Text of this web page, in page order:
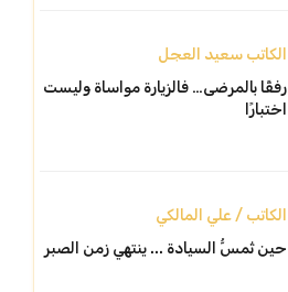
الكاتب سعيد العجل
رفقًا بالمرضى… فالزيارة مواساة وليست
اختبارًا
الكاتب / علي المالكي
حين تُمسُّ السيادة ... ينتهي زمن الصبر